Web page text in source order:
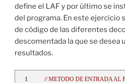
define el LAF y por último se
del programa. En este ejercicio
de código de las diferentes
descomentada la que se desea
resultados.
// METODO DE ENTRADA AL